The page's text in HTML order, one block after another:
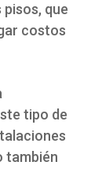
pisos, que
costos
tipo de
también